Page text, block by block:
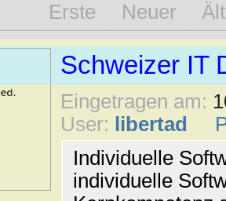
Erste Neuer
Schweizer IT
Eingetragen am:
User:
libertad
Individuelle
individuelle